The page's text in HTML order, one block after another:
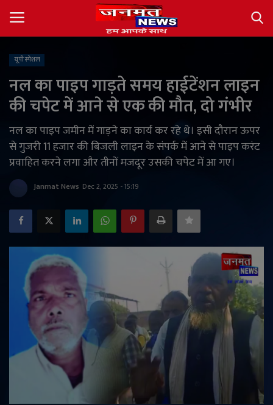
About
Contact
देश
अंतर्राष्ट्रीय
राज्य
राजनीति
मनोरंजन
अपराध
यूपी स्पेशल
नल का पाइप गाड़ते समय हाईटेंशन लाइन
की चपेट में आने से एक की मौत, दो गंभीर
नल का पाइप जमीन में गाड़ने का कार्य कर रहे थे। इसी दौरान ऊपर
से गुजरी 11 हजार की बिजली लाइन के संपर्क में आने से पाइप करंट
प्रवाहित करने लगा और तीनों मजदूर उसकी चपेट में आ गए।
Janmat News Dec 2, 2025 - 15:19